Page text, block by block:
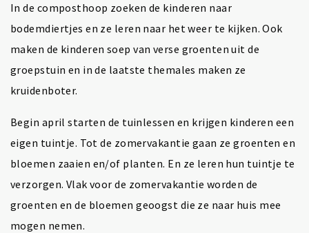
In de composthoop zoeken de kinderen naar
bodemdiertjes en ze leren naar het weer te kijken. Ook
maken de kinderen soep van verse groenten uit de
groepstuin en in de laatste themales maken ze
kruidenboter.
Begin april starten de tuinlessen en krijgen kinderen een
eigen tuintje. Tot de zomervakantie gaan ze groenten en
bloemen zaaien en/of planten. En ze leren hun tuintje te
verzorgen. Vlak voor de zomervakantie worden de
groenten en de bloemen geoogst die ze naar huis mee
mogen nemen.